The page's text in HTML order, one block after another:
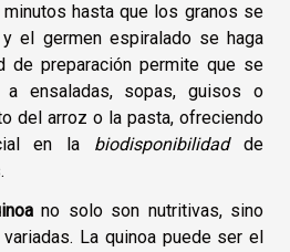
hasta que los granos se
el germen espiralado se haga
de preparación permite que se
a ensaladas, sopas, guisos o
del arroz o la pasta, ofreciendo
en la biodisponibilidadde
no solo son nutritivas, sino
La quinoa puede ser el